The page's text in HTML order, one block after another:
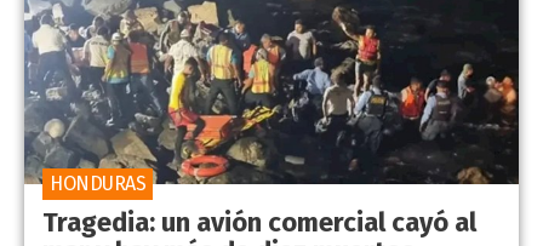
Tragedia: un avión comercial cayó al
HONDURAS